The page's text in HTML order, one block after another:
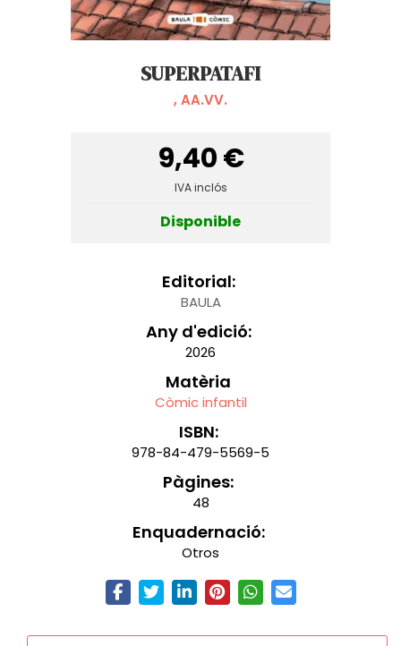
SUPERPATAFI
, AA.VV.
9,40 €
IVA inclós
Disponible
Editorial:
BAULA
Any d'edició:
2026
Matèria
Còmic infantil
ISBN:
978-84-479-5569-5
Pàgines:
48
Enquadernació:
Otros